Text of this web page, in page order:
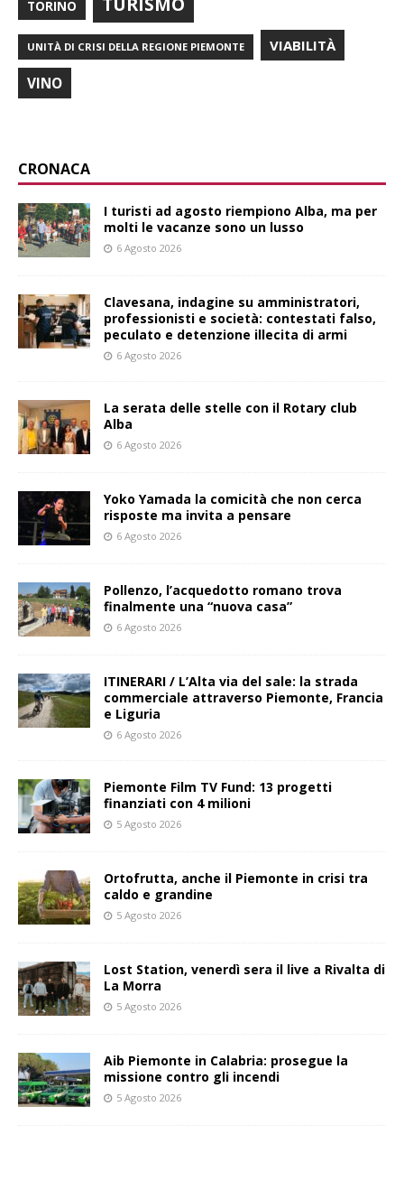
TORINO
UNITÀ DI CRISI DELLA REGIONE PIEMONTE VIABILITÀ
VINO
CRONACA
I turisti ad agosto riempiono Alba, ma per
molti le vacanze sono un lusso
6 Agosto 2026
Clavesana, indagine su amministratori,
professionisti e società: contestati falso,
peculato e detenzione illecita di armi
6 Agosto 2026
La serata delle stelle con il Rotary club
Alba
6 Agosto 2026
Yoko Yamada la comicità che non cerca
risposte ma invita a pensare
6 Agosto 2026
Pollenzo, l’acquedotto romano trova
finalmente una “nuova casa”
6 Agosto 2026
ITINERARI / L’Alta via del sale: la strada
commerciale attraverso Piemonte, Francia
e Liguria
6 Agosto 2026
Piemonte Film TV Fund: 13 progetti
finanziati con 4 milioni
5 Agosto 2026
Ortofrutta, anche il Piemonte in crisi tra
caldo e grandine
5 Agosto 2026
Lost Station, venerdì sera il live a Rivalta di
La Morra
5 Agosto 2026
Aib Piemonte in Calabria: prosegue la
missione contro gli incendi
5 Agosto 2026